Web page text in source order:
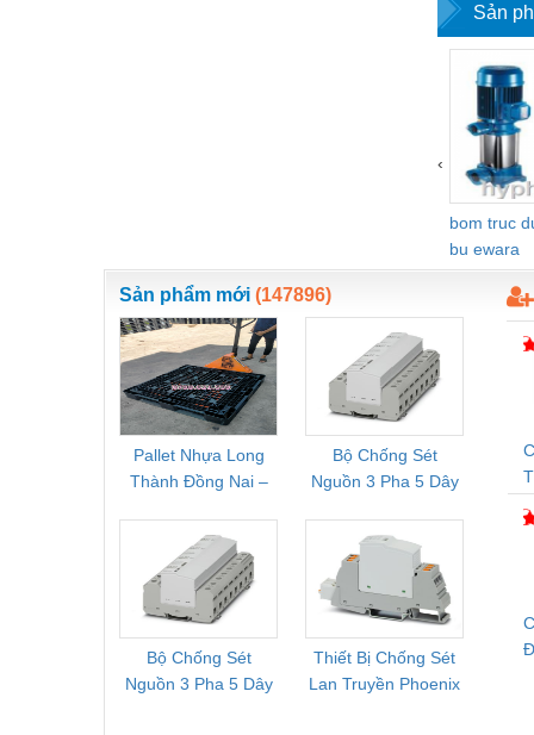
Thiết bị nhà bếp
Thiết bị nhiệt
Thiêt bị PCCC
Thiết bị truyền động
Thiết bị văn phòng
Thủy lực-Thiết bị
Thủy sản - Trang thiết bị
Tự động hoá
Van - Co các loại
POWER
Sản
bom truc
bu ewara
‹
Sản phẩm mới (147896)
Pallet Nhựa Long
Thành Đồng Nai –
Mới, Pallet Cũ Giá
Tốt
Bộ Chống Sét
Nguồn 3 Pha 5 Dây
FLT-SEC-P-T1-3S-
264/50-FM -
2909589
Bộ Chống Sét
Nguồn 3 Pha 5 Dây
Thiết Bị Chống Sét
Lan Truyền Phoenix
Rơ
Bộ